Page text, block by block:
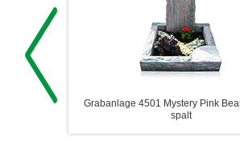
Grabanlage 4501 Mystery Pink
spalt